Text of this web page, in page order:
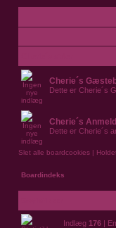
Cherie´s
Dette er Cherie´s
Cherie´s
Dette er Cherie´s
Slet alle boardcookies |
Boardindeks
Indlæg 176 |